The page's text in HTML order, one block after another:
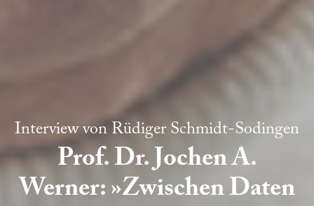
Interview von Rüdiger Schmidt-Sodingen
Prof. Dr. Jochen A.
Werner: »Zwischen Daten